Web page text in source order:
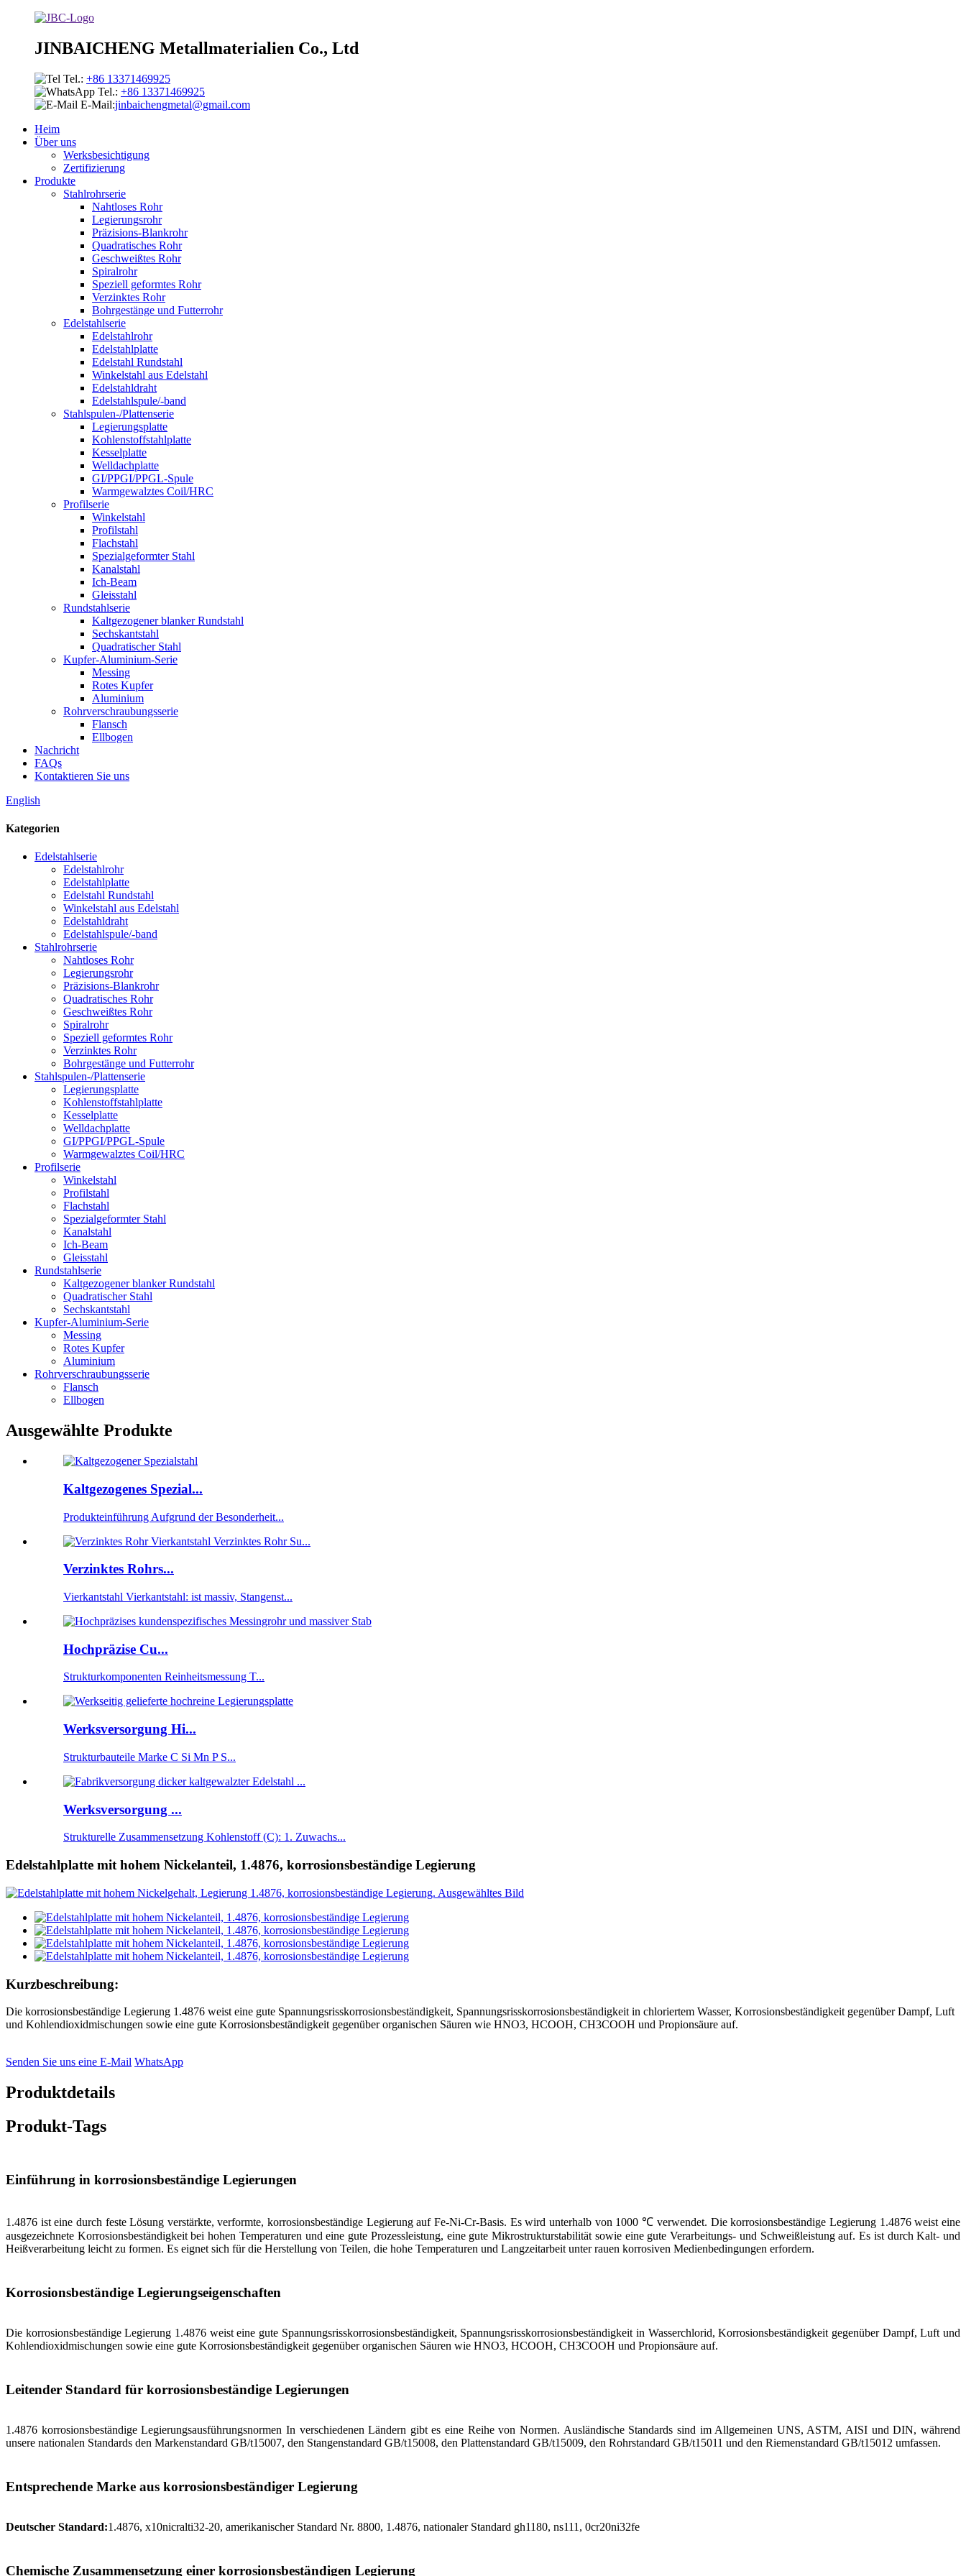
JINBAICHENG Metallmaterialien Co., Ltd
Tel.: +86 13371469925
Tel.: +86 13371469925
E-Mail:jinbaichengmetal@gmail.com
Heim
Über uns
Werksbesichtigung
Zertifizierung
Produkte
Stahlrohrserie
Nahtloses Rohr
Legierungsrohr
Präzisions-Blankrohr
Quadratisches Rohr
Geschweißtes Rohr
Spiralrohr
Speziell geformtes Rohr
Verzinktes Rohr
Bohrgestänge und Futterrohr
Edelstahlserie
Edelstahlrohr
Edelstahlplatte
Edelstahl Rundstahl
Winkelstahl aus Edelstahl
Edelstahldraht
Edelstahlspule/-band
Stahlspulen-/Plattenserie
Legierungsplatte
Kohlenstoffstahlplatte
Kesselplatte
Welldachplatte
GI/PPGI/PPGL-Spule
Warmgewalztes Coil/HRC
Profilserie
Winkelstahl
Profilstahl
Flachstahl
Spezialgeformter Stahl
Kanalstahl
Ich-Beam
Gleisstahl
Rundstahlserie
Kaltgezogener blanker Rundstahl
Sechskantstahl
Quadratischer Stahl
Kupfer-Aluminium-Serie
Messing
Rotes Kupfer
Aluminium
Rohrverschraubungsserie
Flansch
Ellbogen
Nachricht
FAQs
Kontaktieren Sie uns
English
Kategorien
Edelstahlserie
Edelstahlrohr
Edelstahlplatte
Edelstahl Rundstahl
Winkelstahl aus Edelstahl
Edelstahldraht
Edelstahlspule/-band
Stahlrohrserie
Nahtloses Rohr
Legierungsrohr
Präzisions-Blankrohr
Quadratisches Rohr
Geschweißtes Rohr
Spiralrohr
Speziell geformtes Rohr
Verzinktes Rohr
Bohrgestänge und Futterrohr
Stahlspulen-/Plattenserie
Legierungsplatte
Kohlenstoffstahlplatte
Kesselplatte
Welldachplatte
GI/PPGI/PPGL-Spule
Warmgewalztes Coil/HRC
Profilserie
Winkelstahl
Profilstahl
Flachstahl
Spezialgeformter Stahl
Kanalstahl
Ich-Beam
Gleisstahl
Rundstahlserie
Kaltgezogener blanker Rundstahl
Quadratischer Stahl
Sechskantstahl
Kupfer-Aluminium-Serie
Messing
Rotes Kupfer
Aluminium
Rohrverschraubungsserie
Flansch
Ellbogen
Ausgewählte Produkte
Kaltgezogenes Spezial...
Produkteinführung Aufgrund der Besonderheit...
Verzinktes Rohrs...
Vierkantstahl Vierkantstahl: ist massiv, Stangenst...
Hochpräzise Cu...
Strukturkomponenten Reinheitsmessung T...
Werksversorgung Hi...
Strukturbauteile Marke C Si Mn P S...
Werksversorgung ...
Strukturelle Zusammensetzung Kohlenstoff (C): 1. Zuwachs...
Edelstahlplatte mit hohem Nickelanteil, 1.4876, korrosionsbeständige Legierung
Kurzbeschreibung:
Die korrosionsbeständige Legierung 1.4876 weist eine gute Spannungsrisskorrosionsbeständigkeit, Spannungsrisskorrosionsbeständigkeit in chloriertem Wasser, Korrosionsbeständigkeit gegenüber Dampf, Luft
und Kohlendioxidmischungen sowie eine gute Korrosionsbeständigkeit gegenüber organischen Säuren wie HNO3, HCOOH, CH3COOH und Propionsäure auf.
Senden Sie uns eine E-Mail WhatsApp
Produktdetails
Produkt-Tags
Einführung in korrosionsbeständige Legierungen
1.4876 ist eine durch feste Lösung verstärkte, verformte, korrosionsbeständige Legierung auf Fe-Ni-Cr-Basis. Es wird unterhalb von 1000 ℃ verwendet. Die korrosionsbeständige Legierung 1.4876 weist eine
ausgezeichnete Korrosionsbeständigkeit bei hohen Temperaturen und eine gute Prozessleistung, eine gute Mikrostrukturstabilität sowie eine gute Verarbeitungs- und Schweißleistung auf. Es ist durch Kalt- und
Heißverarbeitung leicht zu formen. Es eignet sich für die Herstellung von Teilen, die hohe Temperaturen und Langzeitarbeit unter rauen korrosiven Medienbedingungen erfordern.
Korrosionsbeständige Legierungseigenschaften
Die korrosionsbeständige Legierung 1.4876 weist eine gute Spannungsrisskorrosionsbeständigkeit, Spannungsrisskorrosionsbeständigkeit in Wasserchlorid, Korrosionsbeständigkeit gegenüber Dampf, Luft und
Kohlendioxidmischungen sowie eine gute Korrosionsbeständigkeit gegenüber organischen Säuren wie HNO3, HCOOH, CH3COOH und Propionsäure auf.
Leitender Standard für korrosionsbeständige Legierungen
1.4876 korrosionsbeständige Legierungsausführungsnormen In verschiedenen Ländern gibt es eine Reihe von Normen. Ausländische Standards sind im Allgemeinen UNS, ASTM, AISI und DIN, während
unsere nationalen Standards den Markenstandard GB/t15007, den Stangenstandard GB/t15008, den Plattenstandard GB/t15009, den Rohrstandard GB/t15011 und den Riemenstandard GB/t15012 umfassen.
Entsprechende Marke aus korrosionsbeständiger Legierung
Deutscher Standard:1.4876, x10nicralti32-20, amerikanischer Standard Nr. 8800, 1.4876, nationaler Standard gh1180, ns111, 0cr20ni32fe
Chemische Zusammensetzung einer korrosionsbeständigen Legierung